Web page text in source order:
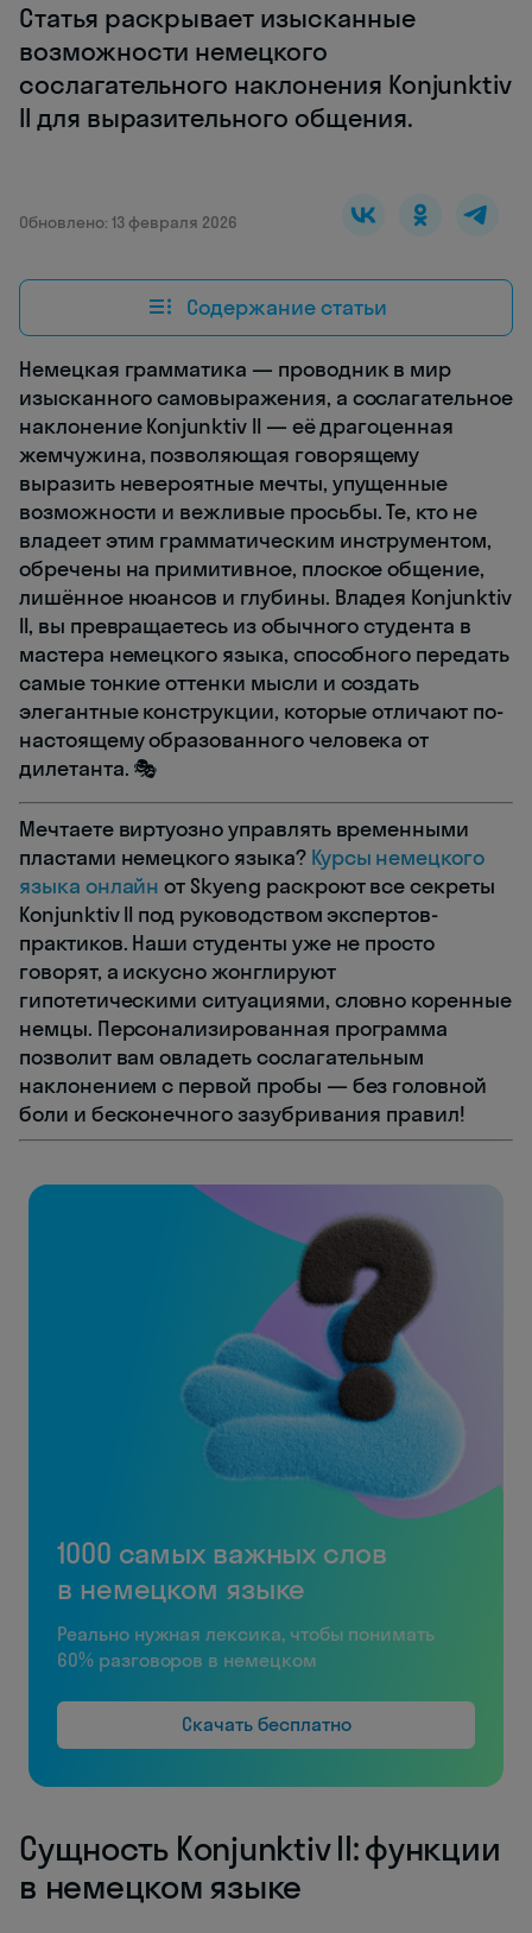
Статья раскрывает изысканные
возможности немецкого
сослагательного наклонения Konjunktiv
II для выразительного общения.
Обновлено: 13 февраля 2026
Содержание статьи
Немецкая грамматика — проводник в мир
изысканного самовыражения, а сослагательное
наклонение Konjunktiv II — её драгоценная
жемчужина, позволяющая говорящему
выразить невероятные мечты, упущенные
возможности и вежливые просьбы. Те, кто не
владеет этим грамматическим инструментом,
обречены на примитивное, плоское общение,
лишённое нюансов и глубины. Владея Konjunktiv
II, вы превращаетесь из обычного студента в
мастера немецкого языка, способного передать
самые тонкие оттенки мысли и создать
элегантные конструкции, которые отличают по-
настоящему образованного человека от
дилетанта. 🎭
Мечтаете виртуозно управлять временными
пластами немецкого языка? Курсы немецкого
языка онлайн от Skyeng раскроют все секреты
Konjunktiv II под руководством экспертов-
практиков. Наши студенты уже не просто
говорят, а искусно жонглируют
гипотетическими ситуациями, словно коренные
немцы. Персонализированная программа
позволит вам овладеть сослагательным
наклонением с первой пробы — без головной
боли и бесконечного зазубривания правил!
1000 самых важных слов
в немецком языке
Реально нужная лексика, чтобы понимать
60% разговоров в немецком
Скачать бесплатно
Сущность Konjunktiv II: функции
в немецком языке